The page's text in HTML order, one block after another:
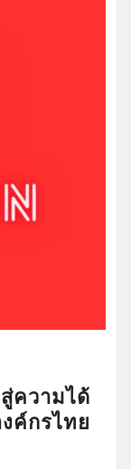
ความได้
ค์กรไทย